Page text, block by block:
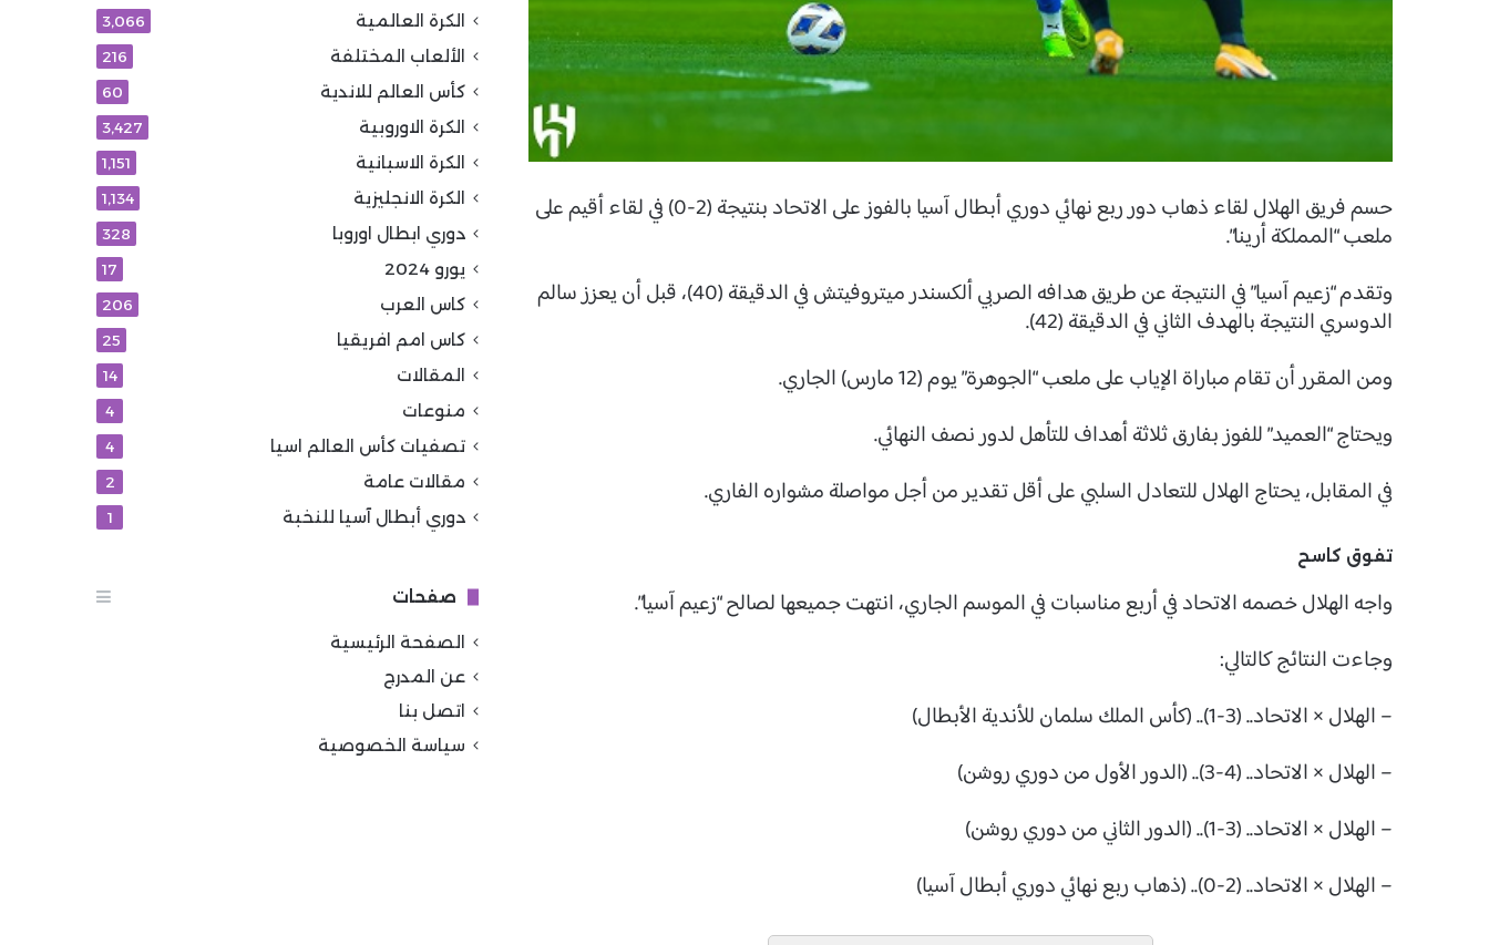
حسم فريق الهلال لقاء ذهاب دور ربع نهائي دوري أبطال آسيا بالفوز على الاتحاد بنتيجة (2-0) في لقاء أقيم على
ملعب “المملكة أرينا”.
وتقدم “زعيم آسيا” في النتيجة عن طريق هدافه الصربي ألكسندر ميتروفيتش في الدقيقة (40)، قبل أن يعزز سالم
الدوسري النتيجة بالهدف الثاني في الدقيقة (42).
ومن المقرر أن تقام مباراة الإياب على ملعب “الجوهرة” يوم (12 مارس) الجاري.
ويحتاج “العميد” للفوز بفارق ثلاثة أهداف للتأهل لدور نصف النهائي.
في المقابل، يحتاج الهلال للتعادل السلبي على أقل تقدير من أجل مواصلة مشواره الفاري.
تفوق كاسح
واجه الهلال خصمه الاتحاد في أربع مناسبات في الموسم الجاري، انتهت جميعها لصالح “زعيم آسيا”.
وجاءت النتائج كالتالي:
– الهلال × الاتحاد.. (3-1).. (كأس الملك سلمان للأندية الأبطال)
– الهلال × الاتحاد.. (4-3).. (الدور الأول من دوري روشن)
– الهلال × الاتحاد.. (3-1).. (الدور الثاني من دوري روشن)
– الهلال × الاتحاد.. (2-0).. (ذهاب ربع نهائي دوري أبطال آسيا)
الكرة العالمية 3٬066
الألعاب المختلفة 216
كأس العالم للاندية 60
الكرة الاوروبية 3٬427
الكرة الاسبانية 1٬151
الكرة الانجليزية 1٬134
دوري ابطال اوروبا 328
يورو 2024 17
كاس العرب 206
كاس امم افريقيا 25
المقالات 14
منوعات 4
تصفيات كأس العالم اسيا 4
مقالات عامة 2
دوري أبطال آسيا للنخبة 1
صفحات
الصفحة الرئيسية
عن المدرج
اتصل بنا
سياسة الخصوصية